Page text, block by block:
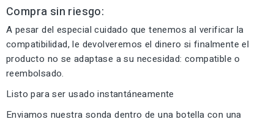
Compra sin riesgo:
A pesar del especial cuidado que tenemos al verificar la
compatibilidad, le devolveremos el dinero si finalmente el
producto no se adaptase a su necesidad: compatible o
reembolsado.
Listo para ser usado instantáneamente
Enviamos nuestra sonda dentro de una botella con una